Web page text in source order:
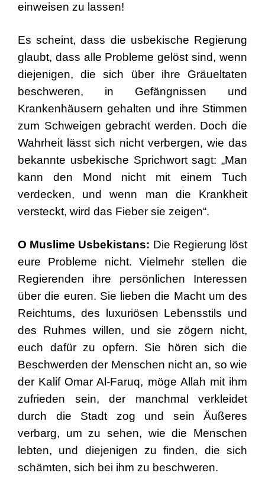
einweisen zu lassen!
Es scheint, dass die usbekische Regierung
glaubt, dass alle Probleme gelöst sind, wenn
diejenigen, die sich über ihre Gräueltaten
beschweren, in Gefängnissen und
Krankenhäusern gehalten und ihre Stimmen
zum Schweigen gebracht werden. Doch die
Wahrheit lässt sich nicht verbergen, wie das
bekannte usbekische Sprichwort sagt: „Man
kann den Mond nicht mit einem Tuch
verdecken, und wenn man die Krankheit
versteckt, wird das Fieber sie zeigen“.
O Muslime Usbekistans: Die Regierung löst
eure Probleme nicht. Vielmehr stellen die
Regierenden ihre persönlichen Interessen
über die euren. Sie lieben die Macht um des
Reichtums, des luxuriösen Lebensstils und
des Ruhmes willen, und sie zögern nicht,
euch dafür zu opfern. Sie hören sich die
Beschwerden der Menschen nicht an, so wie
der Kalif Omar Al-Faruq, möge Allah mit ihm
zufrieden sein, der manchmal verkleidet
durch die Stadt zog und sein Äußeres
verbarg, um zu sehen, wie die Menschen
lebten, und diejenigen zu finden, die sich
schämten, sich bei ihm zu beschweren.